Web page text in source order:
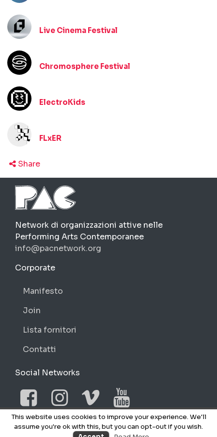
Live Cinema Festival
Chromosphere Festival
ElectroKids
FLxER
Share
PAC
Network di organizzazioni attive nelle
Performing Arts Contemporanee
info@pacnetwork.org
Corporate
Manifesto
Join
Lista fornitori
Contatti
Social Networks
Facebook
Instagram
VimeoYouTube
NO © 2026 PAC
This website uses cookies to improve your experience. We'll
assume you're ok with this, but you can opt-out if you wish.